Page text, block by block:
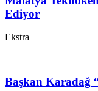
Ediyor
Ekstra
Başkan Karadağ